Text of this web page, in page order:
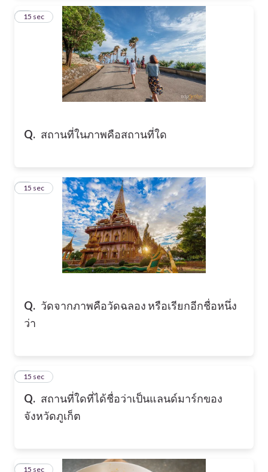
Q. สถานที่ในภาพคือสถานที่ใด
615 sec
Q. วัดจากภาพคือวัดฉลอง หรือเรียกอีกชื่อหนึ่ง
ว่า
715 sec
Q. สถานที่ใดที่ได้ชื่อว่าเป็นแลนด์มาร์กของ
จังหวัดภูเก็ต
815 sec
915 sec